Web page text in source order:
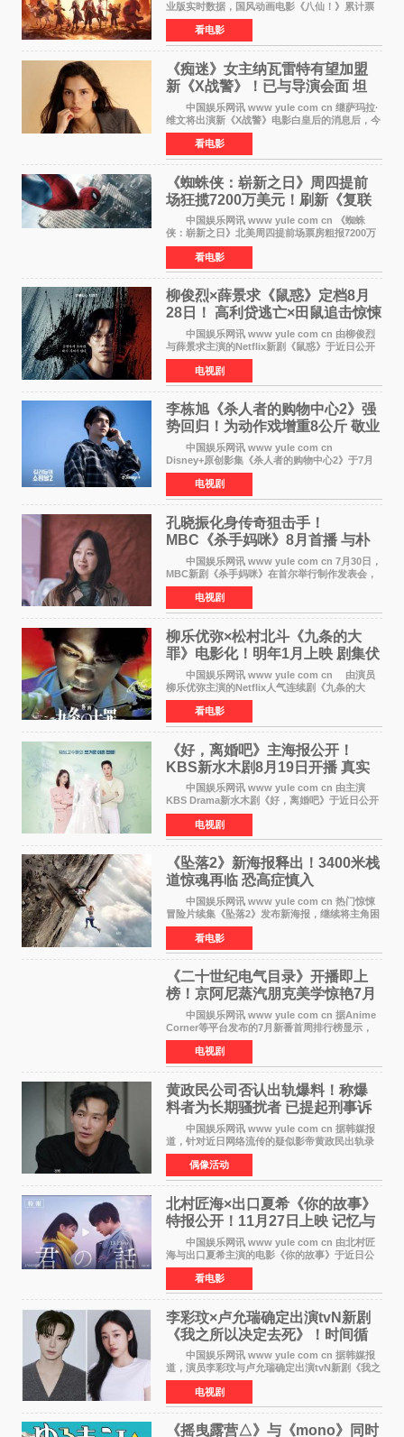
业版实时数据，国风动画电影《八仙！》累计票
房突破10 76亿元，超过《熊出没·年年有熊》，
暂列2026年度动画影片票房榜冠军。该片自暑期
档登陆院线以
看电影
《痴迷》女主纳瓦雷特有望加盟
新《X战警》！已与导演会面 坦
言“魔形女一直很酷”
中国娱乐网讯 www yule com cn 继萨玛拉·
维文将出演新《X战警》电影白皇后的消息后，今
年暑期档大热恐怖片《痴迷》女主角印达·纳瓦雷
特也有望加盟这部备受瞩目的漫威新作——目前
还处于有
看电影
《蜘蛛侠：崭新之日》周四提前
场狂揽7200万美元！刷新《复联
4》保持影史纪录
中国娱乐网讯 www yule com cn 《蜘蛛
侠：崭新之日》北美周四提前场票房粗报7200万
美元，创下影史单片北美提前场票房新纪录——
此前该纪录由《复仇者联盟4：终局之战》的6000
万美元保持，本
看电影
柳俊烈×薛景求《鼠惑》定档8月
28日！ 高利贷逃亡×田鼠追击惊悚
来袭
中国娱乐网讯 www yule com cn 由柳俊烈
与薛景求主演的Netflix新剧《鼠惑》于近日公开
主海报，正式定档8月28日上线。 海报中，柳
俊烈与薛景求背对背站立，各自朝向相反方向，
幽暗的色调与
电视剧
李栋旭《杀人者的购物中心2》强
势回归！为动作戏增重8公斤 敬业
获赞
中国娱乐网讯 www yule com cn
Disney+原创影集《杀人者的购物中心2》于7月
22日正式上线，由男神李栋旭主演的郑进湾以2 0
完全体强势回归。该剧第一季曾被《纽约时报》
评选为全球最佳影集之一
电视剧
孔晓振化身传奇狙击手！
MBC《杀手妈咪》8月首播 与朴
恩斌展开收视对决
中国娱乐网讯 www yule com cn 7月30日，
MBC新剧《杀手妈咪》在首尔举行制作发表会，
主演孔晓振、郑准元、李相二、无真星、崔宇
成、李银泉等人一同出席，为新剧宣传造势。这
是孔晓振继《毛骨
电视剧
柳乐优弥×松村北斗《九条的大
罪》电影化！明年1月上映 剧集伏
笔将全面揭晓
中国娱乐网讯 www yule com cn 由演员
柳乐优弥主演的Netflix人气连续剧《九条的大
罪》正式宣布改编为电影，将于明年1月8日全国
上映。柳乐优弥与SixTONES松村北斗再度联
手，为观众带来这部
看电影
《好，离婚吧》主海报公开！
KBS新水木剧8月19日开播 真实
离婚体验记来袭
中国娱乐网讯 www yule com cn 由主演
KBS Drama新水木剧《好，离婚吧》于近日公开
主海报，正式进入开播倒计时。 海报中，男
女主角背对背站立，各自望向不同方向，中央的
空白与冷漠的表情
电视剧
《坠落2》新海报释出！3400米栈
道惊魂再临 恐高症慎入
中国娱乐网讯 www yule com cn 热门惊悚
冒险片续集《坠落2》发布新海报，继续将主角困
于绝境高处——这一次，是摇摇欲坠的徒步栈
道。该片将于今年9月2日北美上映，恐高症患者
请提前做好心理
看电影
《二十世纪电气目录》开播即上
榜！京阿尼蒸汽朋克美学惊艳7月
新番季
中国娱乐网讯 www yule com cn 据Anime
Corner等平台发布的7月新番首周排行榜显示，
由京都动画制作的《二十世纪电气目录》在多个
榜单中表现亮眼，位列AniLab全球TOP10第十
名。该剧改编自结
电视剧
黄政民公司否认出轨爆料！称爆
料者为长期骚扰者 已提起刑事诉
中国娱乐网讯 www yule com cn 据韩媒报
道，针对近日网络流传的疑似影帝黄政民出轨录
音及短信爆料，黄政民所属经纪公司于今日正式
发表声明，明确否认相关传闻。 公司表示，
爆料者是一名长
偶像活动
北村匠海×出口夏希《你的故事》
特报公开！11月27日上映 记忆与
初恋的奇幻交织
中国娱乐网讯 www yule com cn 由北村匠
海与出口夏希主演的电影《你的故事》于近日公
开特报影像，正式定档11月27日上映。 本片
改编自三秋缒同名小说，编剧由曾执笔《孤独摇
滚！》的吉田惠
看电影
李彩玟×卢允瑞确定出演tvN新剧
《我之所以决定去死》！时间循
环青春爱情来袭
中国娱乐网讯 www yule com cn 据韩媒报
道，演员李彩玟与卢允瑞确定出演tvN新剧《我之
所以决定去死》，分别担任男女主角。该剧预计
将于明年播出，引发观众期待。 本剧改编自
NAVER同名人气
电视剧
《摇曳露营△》与《mono》同时